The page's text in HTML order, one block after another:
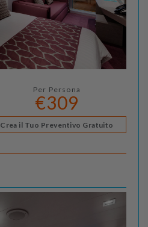
Per Persona
€309
Crea il Tuo Preventivo Gratuito